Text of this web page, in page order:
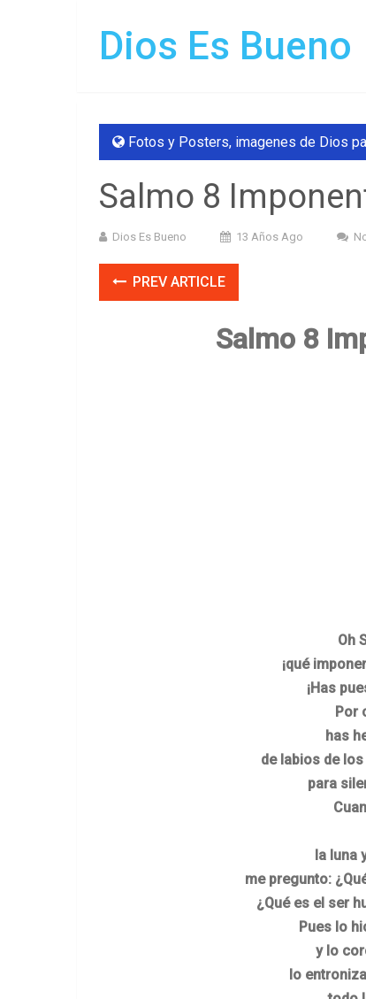
Dios Es Bueno
Fotos y Posters, imagenes de Dios
Salmo 8
Dios Es Bueno 13 Años Ago
PREV ARTICLE
Salmo 8
Oh
¡qué
¡Has
Por
has
de labios de
para
la luna
me pregunto:
¿Qué es el ser
Pues lo
y lo
lo